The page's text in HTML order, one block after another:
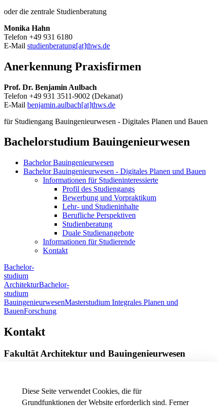
Diese Seite verwendet Cookies, die für
Grundfunktionen der Website erforderlich sind. Ferner
oder die zentrale Studienberatung
Monika Hahn
Telefon +49 931 6180
E-Mail studienberatung[at]thws.de
Anerkennung Praxisfirmen
Prof. Dr. Benjamin Aulbach
Telefon +49 931 3511-9002 (Dekanat)
E-Mail benjamin.aulbach[at]thws.de
für Studiengang Bauingenieurwesen - Digitales Planen und Bauen
Bachelorstudium Bauingenieurwesen
Bachelor Bauingenieurwesen
Bachelor Bauingenieurwesen - Digitales Planen und Bauen
Informationen für Studieninteressierte
Profil des Studiengangs
Bewerbung und Vorpraktikum
Lehr- und Studieninhalte
Berufliche Perspektiven
Studienberatung
Duale Studienangebote
Informationen für Studierende
Kontakt
Bachelor-
studium
ArchitekturBachelor-
studium
BauingenieurwesenMasterstudium Integrales Planen und
BauenForschung
Kontakt
Fakultät Architektur und Bauingenieurwesen
Telefon
+49 931 3511-9002